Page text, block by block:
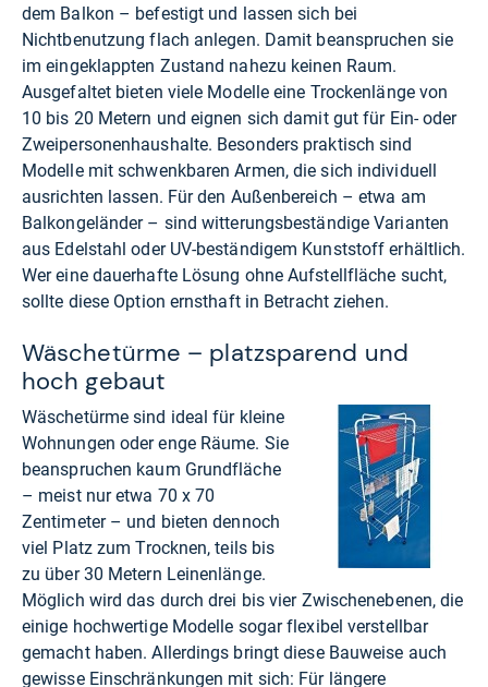
dem Balkon – befestigt und lassen sich bei
Nichtbenutzung flach anlegen. Damit beanspruchen sie
im eingeklappten Zustand nahezu keinen Raum.
Ausgefaltet bieten viele Modelle eine Trockenlänge von
10 bis 20 Metern und eignen sich damit gut für Ein- oder
Zweipersonenhaushalte. Besonders praktisch sind
Modelle mit schwenkbaren Armen, die sich individuell
ausrichten lassen. Für den Außenbereich – etwa am
Balkongeländer – sind witterungsbeständige Varianten
aus Edelstahl oder UV-beständigem Kunststoff erhältlich.
Wer eine dauerhafte Lösung ohne Aufstellfläche sucht,
sollte diese Option ernsthaft in Betracht ziehen.
Wäschetürme – platzsparend und
hoch gebaut
Wäschetürme sind ideal für kleine
Wohnungen oder enge Räume. Sie
beanspruchen kaum Grundfläche
– meist nur etwa 70 x 70
Zentimeter – und bieten dennoch
viel Platz zum Trocknen, teils bis
zu über 30 Metern Leinenlänge.
Möglich wird das durch drei bis vier Zwischenebenen, die
einige hochwertige Modelle sogar flexibel verstellbar
gemacht haben. Allerdings bringt diese Bauweise auch
gewisse Einschränkungen mit sich: Für längere